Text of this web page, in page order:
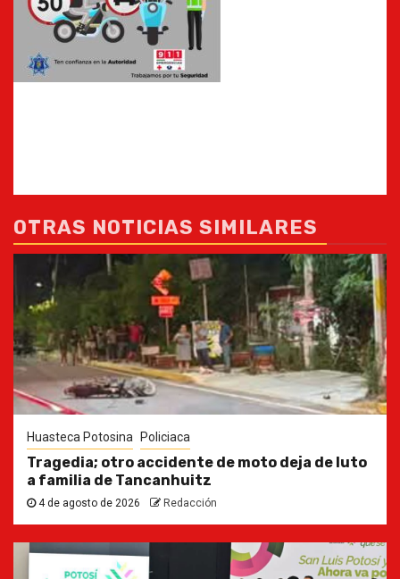
OTRAS NOTICIAS SIMILARES
Huasteca Potosina Policiaca
Tragedia; otro accidente de moto deja de luto
a familia de Tancanhuitz
4 de agosto de 2026 Redacción